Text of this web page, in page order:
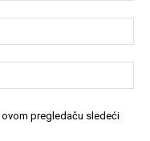
ovom pregledaču sledeći